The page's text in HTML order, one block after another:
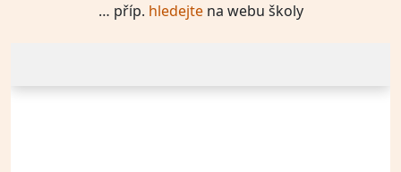
… příp. hledejtena webu školy